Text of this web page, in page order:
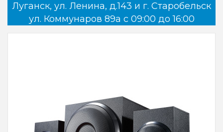
Луганск, ул. Ленина, д.143 и г. Старобельск
ул. Коммунаров 89а с 09:00 до 16:00